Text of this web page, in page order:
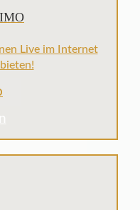
Live im Internet